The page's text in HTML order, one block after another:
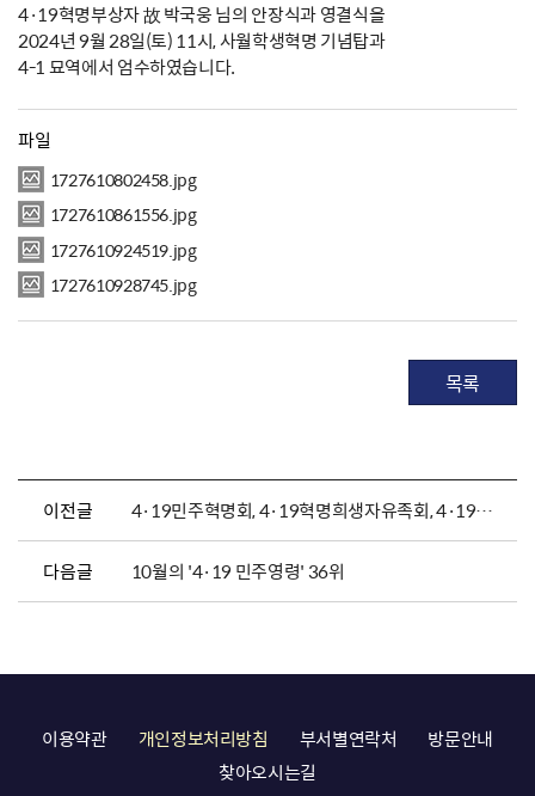
4·19혁명부상자 故 박국웅 님의 안장식과 영결식을
2024년 9월 28일(토) 11시, 사월학생혁명 기념탑과
4-1 묘역에서 엄수하였습니다.
파일
1727610802458.jpg
1727610861556.jpg
1727610924519.jpg
1727610928745.jpg
목록
이전글 4·19민주혁명회, 4·19혁명희생자유족회, 4·19혁명공로자회 정기참배
다음글 10월의 '4·19 민주영령' 36위
이용약관 개인정보처리방침 부서별연락처
방문안내
찾아오시는길